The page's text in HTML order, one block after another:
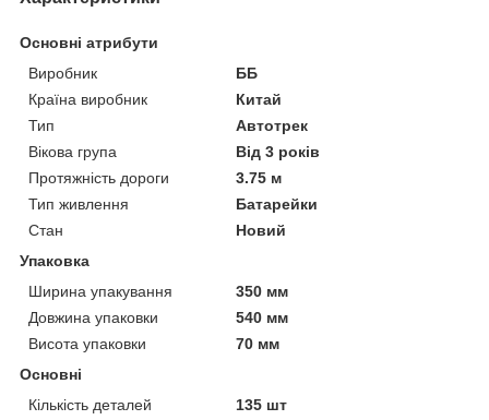
Основні атрибути
Виробник
ББ
Країна виробник
Китай
Тип
Автотрек
Вікова група
Від 3 років
Протяжність дороги
3.75 м
Тип живлення
Батарейки
Стан
Новий
Упаковка
Ширина упакування
350 мм
Довжина упаковки
540 мм
Висота упаковки
70 мм
Основні
Кількість деталей
135 шт